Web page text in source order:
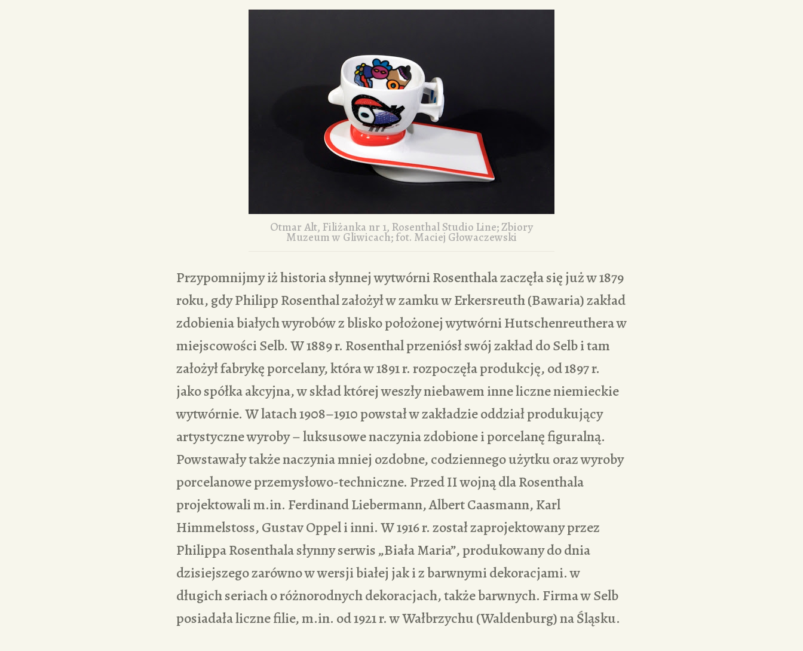
Otmar Alt, Filiżanka nr 1, Rosenthal Studio Line; Zbiory
Muzeum w Gliwicach; fot. Maciej Głowaczewski
Przypomnijmy iż historia słynnej wytwórni Rosenthala zaczęła się już w 1879
roku, gdy Philipp Rosenthal założył w zamku w Erkersreuth (Bawaria) zakład
zdobienia białych wyrobów z blisko położonej wytwórni Hutschenreuthera w
miejscowości Selb. W 1889 r. Rosenthal przeniósł swój zakład do Selb i tam
założył fabrykę porcelany, która w 1891 r. rozpoczęła produkcję, od 1897 r.
jako spółka akcyjna, w skład której weszły niebawem inne liczne niemieckie
wytwórnie. W latach 1908–1910 powstał w zakładzie oddział produkujący
artystyczne wyroby – luksusowe naczynia zdobione i porcelanę figuralną.
Powstawały także naczynia mniej ozdobne, codziennego użytku oraz wyroby
porcelanowe przemysłowo-techniczne. Przed II wojną dla Rosenthala
projektowali m.in. Ferdinand Liebermann, Albert Caasmann, Karl
Himmelstoss, Gustav Oppel i inni. W 1916 r. został zaprojektowany przez
Philippa Rosenthala słynny serwis „Biała Maria”, produkowany do dnia
dzisiejszego zarówno w wersji białej jak i z barwnymi dekoracjami. w
długich seriach o różnorodnych dekoracjach, także barwnych. Firma w Selb
posiadała liczne filie, m.in. od 1921 r. w Wałbrzychu (Waldenburg) na Śląsku.